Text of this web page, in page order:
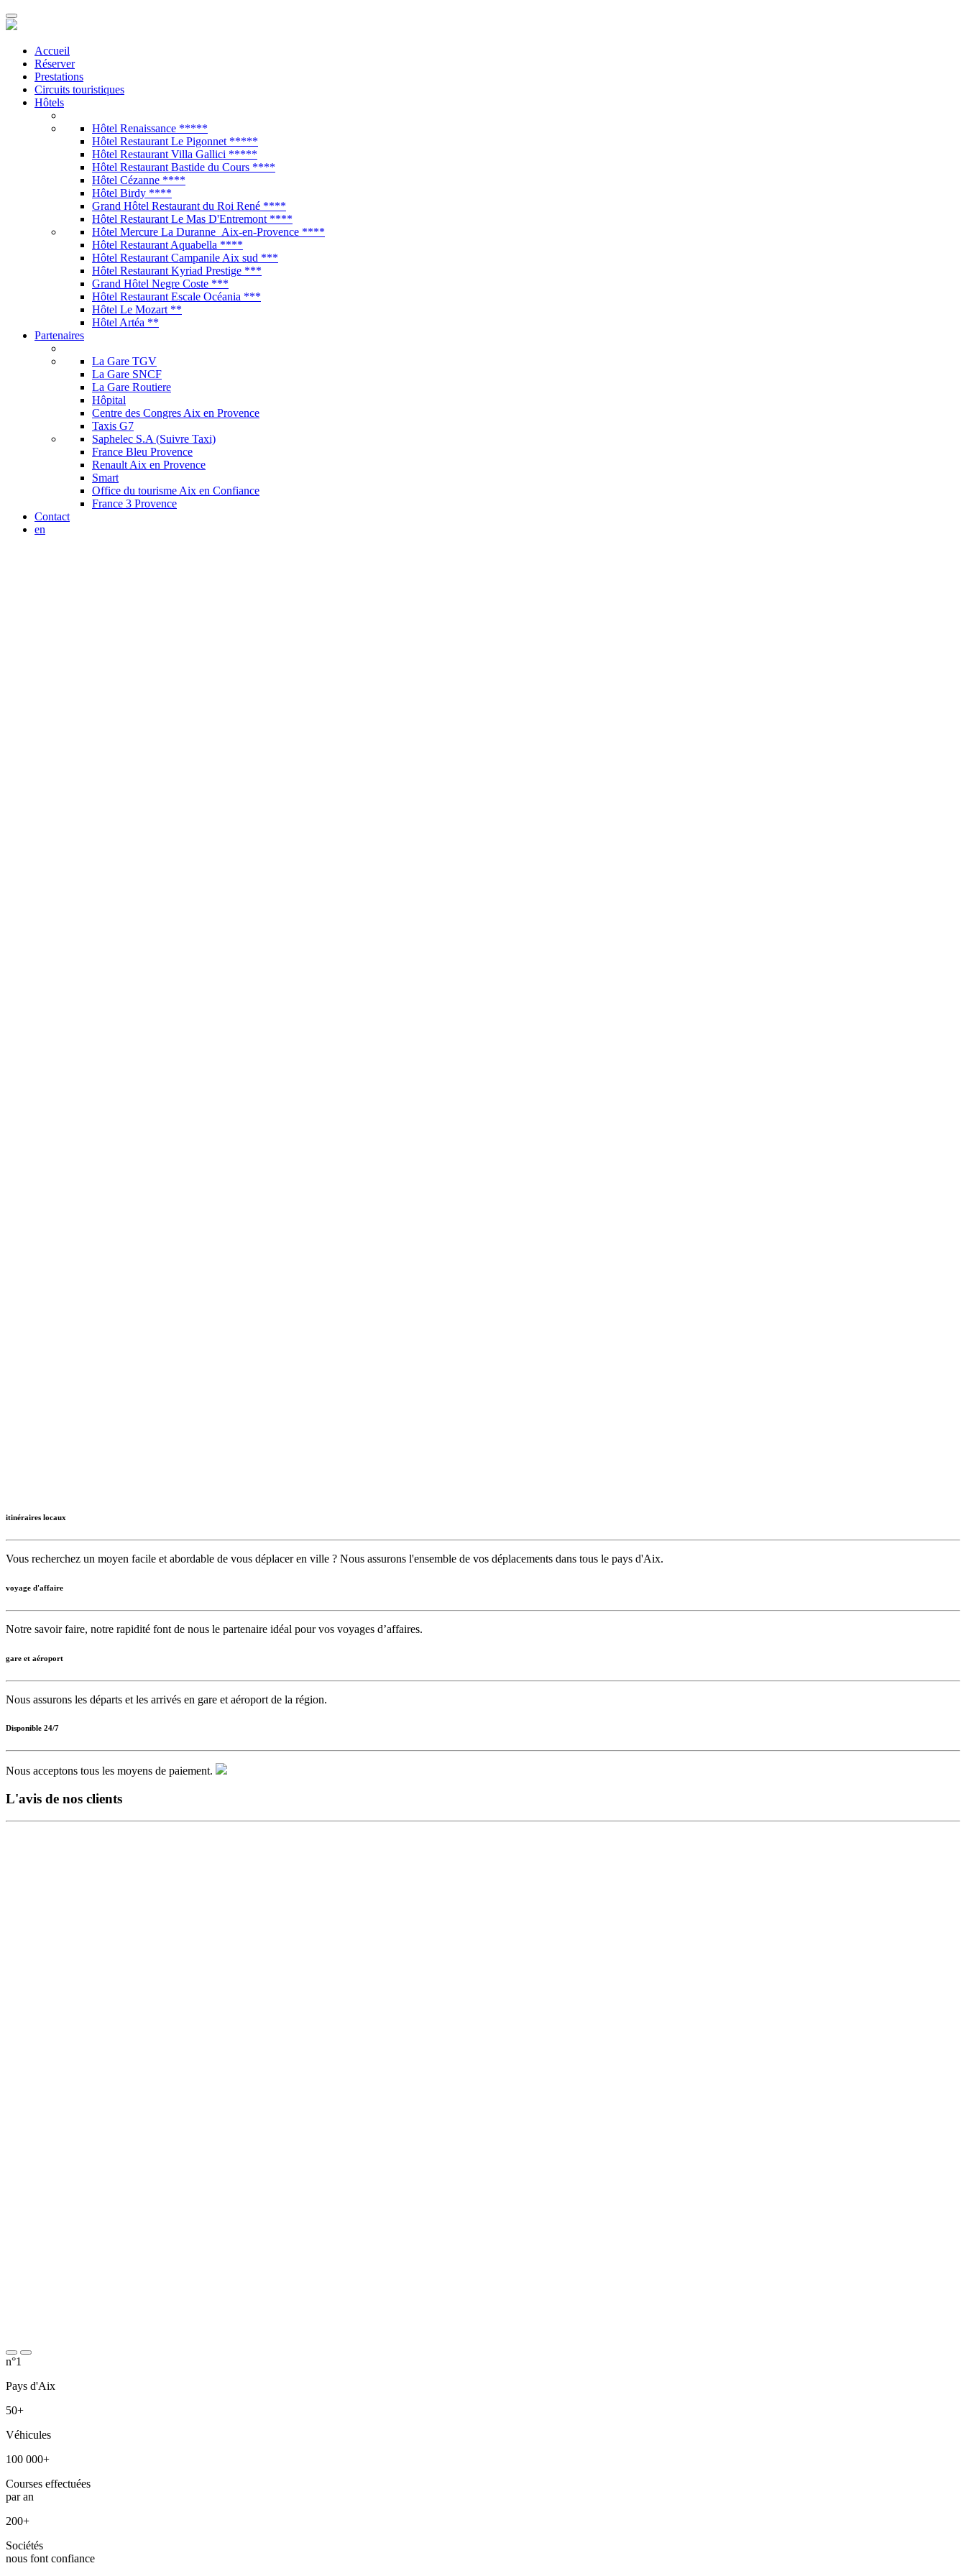
Accueil
Réserver
Prestations
Circuits touristiques
Hôtels
Hôtel Renaissance *****
Hôtel Restaurant Le Pigonnet *****
Hôtel Restaurant Villa Gallici *****
Hôtel Restaurant Bastide du Cours ****
Hôtel Cézanne ****
Hôtel Birdy ****
Grand Hôtel Restaurant du Roi René ****
Hôtel Restaurant Le Mas D'Entremont ****
Hôtel Mercure La Duranne Aix-en-Provence ****
Hôtel Restaurant Aquabella ****
Hôtel Restaurant Campanile Aix sud ***
Hôtel Restaurant Kyriad Prestige ***
Grand Hôtel Negre Coste ***
Hôtel Restaurant Escale Océania ***
Hôtel Le Mozart **
Hôtel Artéa **
Partenaires
La Gare TGV
La Gare SNCF
La Gare Routiere
Hôpital
Centre des Congres Aix en Provence
Taxis G7
Saphelec S.A (Suivre Taxi)
France Bleu Provence
Renault Aix en Provence
Smart
Office du tourisme Aix en Confiance
France 3 Provence
Contact
en
itinéraires locaux
Vous recherchez un moyen facile et abordable de vous déplacer en ville ? Nous assurons l'ensemble de vos déplacements dans tous le pays d'Aix.
voyage d'affaire
Notre savoir faire, notre rapidité font de nous le partenaire idéal pour vos voyages d’affaires.
gare et aéroport
Nous assurons les départs et les arrivés en gare et aéroport de la région.
Disponible 24/7
Nous acceptons tous les moyens de paiement.
L'avis de nos clients
n°1
Pays d'Aix
50+
Véhicules
100 000+
Courses effectuées
par an
200+
Sociétés
nous font confiance